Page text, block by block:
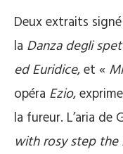
Deux extraits
la Danza degli
ed Euridice, et «
opéra Ezio,
la fureur. L’aria de
with rosy step the